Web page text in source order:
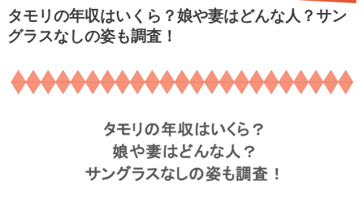
タモリの年収はいくら？娘や妻はどんな人？サン
グラスなしの姿も調査！